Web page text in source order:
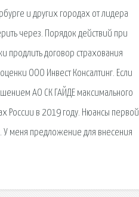
и других городах от лидера
через. Порядок действий при
продлить договор страхования
ООО Инвест Консалтинг. Если
АО СК ГАЙДЕ максимального
России в 2019 году. Нюансы первой
У меня предложение для внесения